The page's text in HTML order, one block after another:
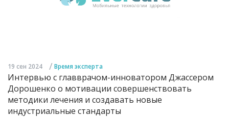
19 сен 2024 / Время эксперта
Интервью с главврачом-инноватором Джассером
Дорошенко о мотивации совершенствовать
методики лечения и создавать новые
индустриальные стандарты